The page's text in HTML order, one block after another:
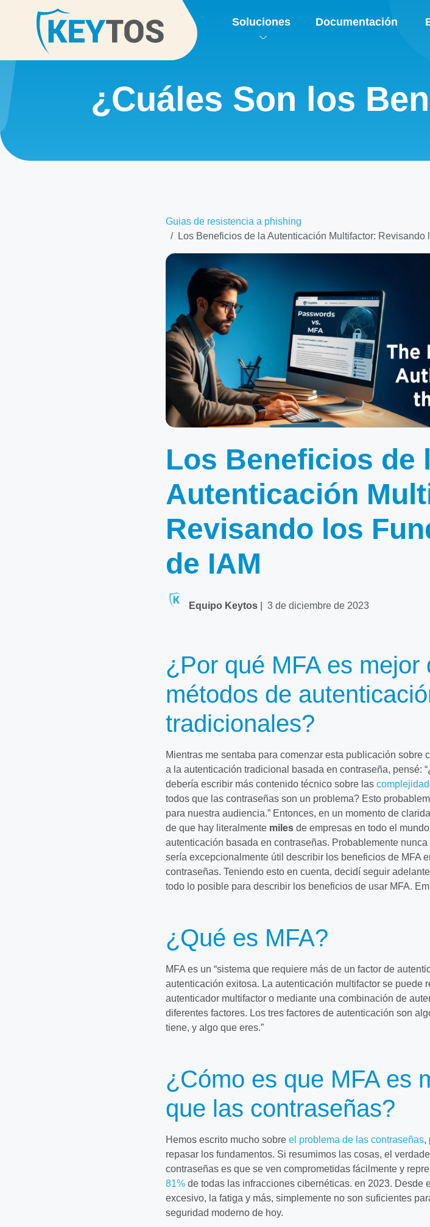
Soluciones Documentación
¿Cuáles Son los
Guias de resistencia a phishing
Los Beneficios de la Autenticación Multifactor: Revisando
Los Beneficios de
Autenticación
Revisando los
de IAM
Equipo Keytos 3 de diciembre de 2023
¿Por qué MFA es mejor
métodos de
tradicionales?
Mientras me sentaba para comenzar esta publicación sobre
a la autenticación tradicional basada en contraseña, pensé:
debería escribir más contenido técnico sobre las
todos que las contraseñas son un problema? Esto
para nuestra audiencia.” Entonces, en un momento de
de que hay literalmente miles de empresas en todo el
autenticación basada en contraseñas. Probablemente
sería excepcionalmente útil describir los beneficios de MFA
contraseñas. Teniendo esto en cuenta, decidí seguir
todo lo posible para describir los beneficios de usar MFA.
¿Qué es MFA?
MFA es un “sistema que requiere más de un factor de
autenticación exitosa. La autenticación multifactor se puede
autenticador multifactor o mediante una combinación de
diferentes factores. Los tres factores de autenticación son
tiene, y algo que eres.”
¿Cómo es que MFA es
que las contraseñas?
Hemos escrito mucho sobre el problema de las contraseñas,
repasar los fundamentos. Si resumimos las cosas, el
contraseñas es que se ven comprometidas fácilmente y
81% de todas las infracciones cibernéticas. en 2023. Desde
excesivo, la fatiga y más, simplemente no son suficientes
seguridad moderno de hoy.